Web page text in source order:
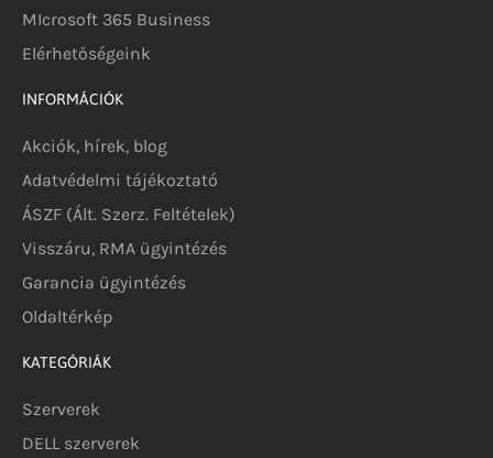
MIcrosoft 365 Business
Elérhetőségeink
INFORMÁCIÓK
Akciók, hírek, blog
Adatvédelmi tájékoztató
ÁSZF (Ált. Szerz. Feltételek)
Visszáru, RMA ügyintézés
Garancia ügyintézés
Oldaltérkép
KATEGÓRIÁK
Szerverek
DELL szerverek